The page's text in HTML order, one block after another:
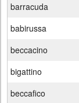
barracuda
babirussa
beccacino
bigattino
beccafico